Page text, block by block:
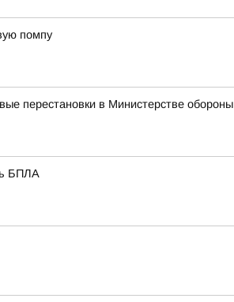
помпу
перестановки в Министерстве обороны
БПЛА